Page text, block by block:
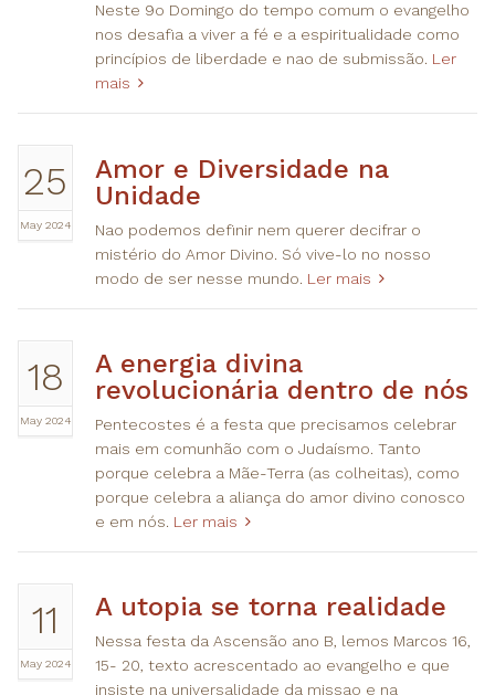
Neste 9o Domingo do tempo comum o evangelho
nos desafia a viver a fé e a espiritualidade como
princípios de liberdade e nao de submissão. Ler
mais
25
May 2024
Amor e Diversidade na
Unidade
Nao podemos definir nem querer decifrar o
mistério do Amor Divino. Só vive-lo no nosso
modo de ser nesse mundo. Ler mais
18
May 2024
A energia divina
revolucionária dentro de nós
Pentecostes é a festa que precisamos celebrar
mais em comunhão com o Judaísmo. Tanto
porque celebra a Mãe-Terra (as colheitas), como
porque celebra a aliança do amor divino conosco
e em nós. Ler mais
11
May 2024
A utopia se torna realidade
Nessa festa da Ascensão ano B, lemos Marcos 16,
15- 20, texto acrescentado ao evangelho e que
insiste na universalidade da missao e na